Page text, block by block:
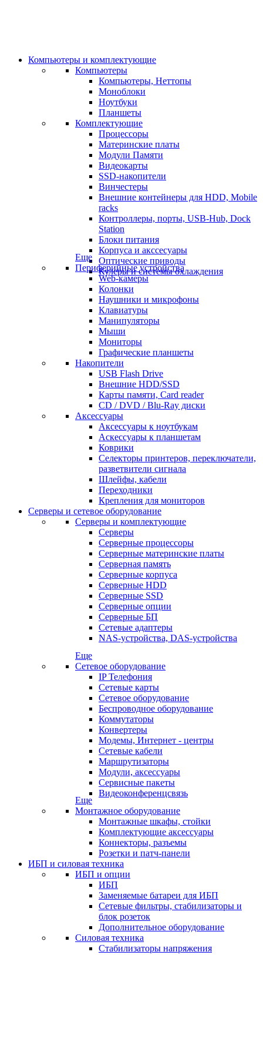
Компьютеры и комплектующие
Компьютеры
Компьютеры, Неттопы
Моноблоки
Ноутбуки
Планшеты
Комплектующие
Процессоры
Материнские платы
Модули Памяти
Видеокарты
SSD-накопители
Винчестеры
Внешние контейнеры для HDD, Mobile
racks
Контроллеры, порты, USB-Hub, Dock
Station
Блоки питания
Корпуса и акссесуары
Оптические приводы
Кулеры и системы охлаждения
Еще
Периферийные устройства
Web-камеры
Колонки
Наушники и микрофоны
Клавиатуры
Манипуляторы
Мыши
Мониторы
Графические планшеты
Накопители
USB Flash Drive
Внешние HDD/SSD
Карты памяти, Card reader
CD / DVD / Blu-Ray диски
Аксессуары
Аксессуары к ноутбукам
Аскессуары к планшетам
Коврики
Селекторы принтеров, переключатели,
разветвители сигнала
Шлейфы, кабели
Переходники
Крепления для мониторов
Серверы и сетевое оборудование
Серверы и комплектующие
Серверы
Серверные процессоры
Серверные материнские платы
Серверная память
Серверные корпуса
Серверные HDD
Серверные SSD
Серверные опции
Серверные БП
Сетевые адаптеры
NAS-устройства, DAS-устройства
Еще
Сетевое оборудование
IP Телефония
Сетевые карты
Сетевое оборудование
Беспроводное оборудование
Коммутаторы
Конвертеры
Модемы, Интернет - центры
Сетевые кабели
Маршрутизаторы
Модули, аксессуары
Сервисные пакеты
Видеоконференцсвязь
Еще
Монтажное оборудование
Монтажные шкафы, стойки
Комплектующие аксессуары
Коннекторы, разъемы
Розетки и патч-панели
ИБП и силовая техника
ИБП и опции
ИБП
Заменяемые батареи для ИБП
Сетевые фильтры, стабилизаторы и
блок розеток
Дополнительное оборудование
Силовая техника
Стабилизаторы напряжения